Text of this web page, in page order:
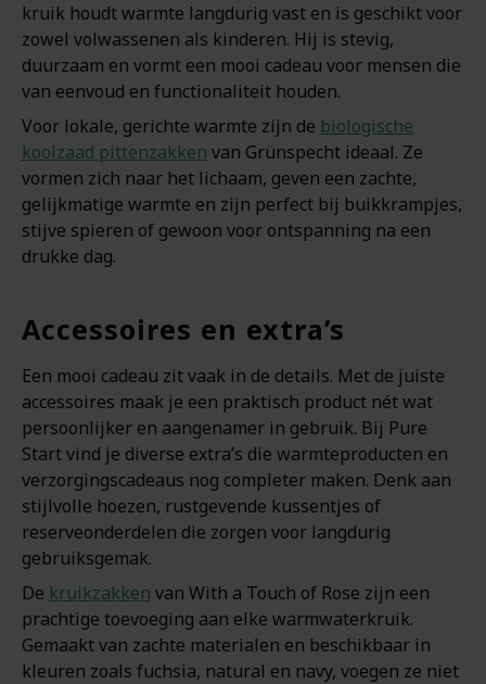
kruik houdt warmte langdurig vast en is geschikt voor
zowel volwassenen als kinderen. Hij is stevig,
duurzaam en vormt een mooi cadeau voor mensen die
van eenvoud en functionaliteit houden.
Voor lokale, gerichte warmte zijn de biologische
koolzaad pittenzakken van Grünspecht ideaal. Ze
vormen zich naar het lichaam, geven een zachte,
gelijkmatige warmte en zijn perfect bij buikkrampjes,
stijve spieren of gewoon voor ontspanning na een
drukke dag.
Accessoires en extra’s
Een mooi cadeau zit vaak in de details. Met de juiste
accessoires maak je een praktisch product nét wat
persoonlijker en aangenamer in gebruik. Bij Pure
Start vind je diverse extra’s die warmteproducten en
verzorgingscadeaus nog completer maken. Denk aan
stijlvolle hoezen, rustgevende kussentjes of
reserveonderdelen die zorgen voor langdurig
gebruiksgemak.
De kruikzakken van With a Touch of Rose zijn een
prachtige toevoeging aan elke warmwaterkruik.
Gemaakt van zachte materialen en beschikbaar in
kleuren zoals fuchsia, natural en navy, voegen ze niet